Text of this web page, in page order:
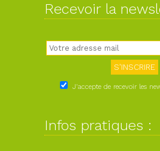
Recevoir la
J'accepte de recevoir les
Infos pratiques :